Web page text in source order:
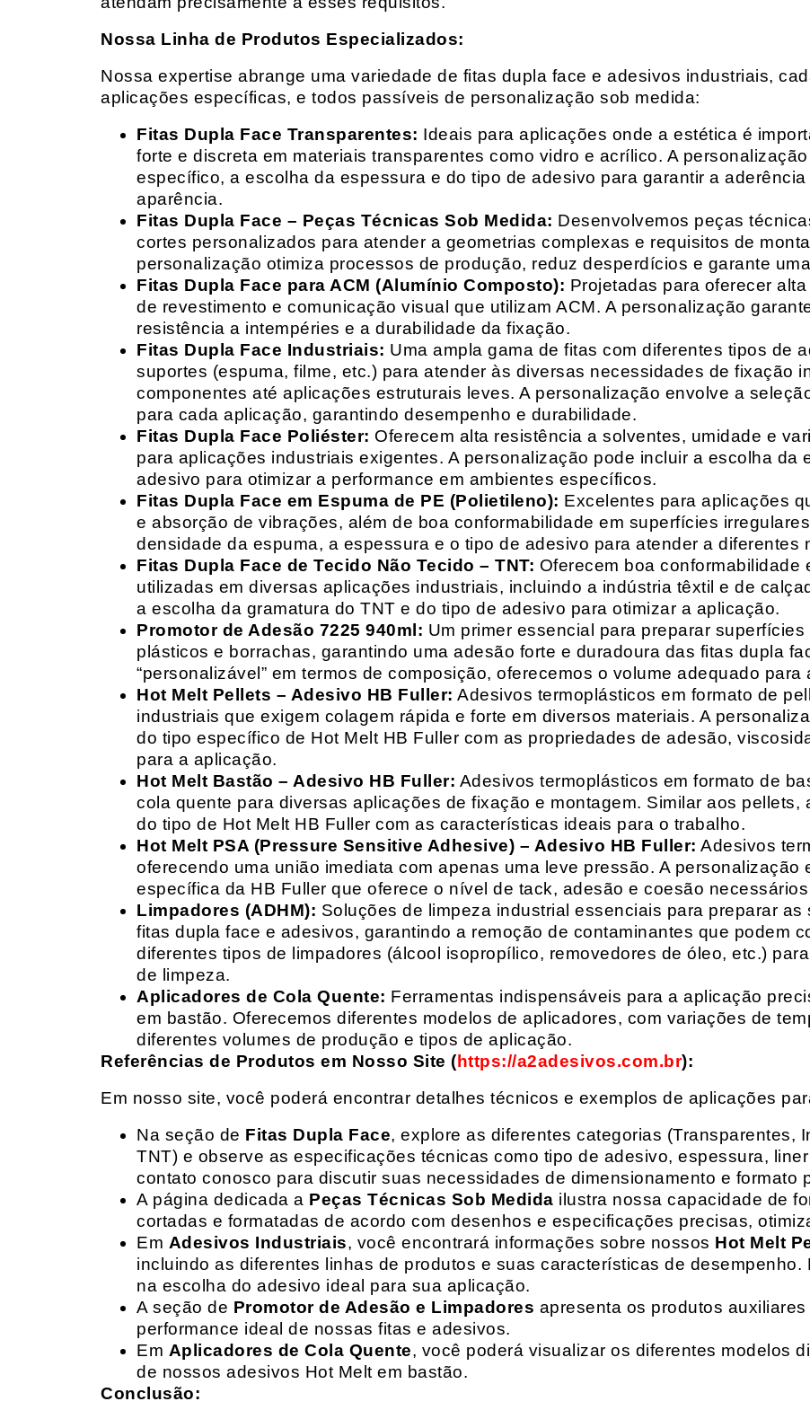
Nossa Linha de Produtos Especializados:
Nossa expertise abrange uma variedade de fitas dupla face e adesivos industriais,
aplicações específicas, e todos passíveis de personalização sob medida:
Fitas Dupla Face Transparentes: Ideais para aplicações onde a estética é
forte e discreta em materiais transparentes como vidro e acrílico. A
específico, a escolha da espessura e do tipo de adesivo para garantir a
aparência.
Fitas Dupla Face – Peças Técnicas Sob Medida: Desenvolvemos peças
cortes personalizados para atender a geometrias complexas e requisitos de
personalização otimiza processos de produção, reduz desperdícios e garante
Fitas Dupla Face para ACM (Alumínio Composto): Projetadas para oferecer
de revestimento e comunicação visual que utilizam ACM. A personalização
resistência a intempéries e a durabilidade da fixação.
Fitas Dupla Face Industriais: Uma ampla gama de fitas com diferentes tipos de
suportes (espuma, filme, etc.) para atender às diversas necessidades de fixação
componentes até aplicações estruturais leves. A personalização envolve a
para cada aplicação, garantindo desempenho e durabilidade.
Fitas Dupla Face Poliéster: Oferecem alta resistência a solventes, umidade e
para aplicações industriais exigentes. A personalização pode incluir a escolha da
adesivo para otimizar a performance em ambientes específicos.
Fitas Dupla Face em Espuma de PE (Polietileno): Excelentes para aplicações
e absorção de vibrações, além de boa conformabilidade em superfícies
densidade da espuma, a espessura e o tipo de adesivo para atender a diferentes
Fitas Dupla Face de Tecido Não Tecido – TNT: Oferecem boa
utilizadas em diversas aplicações industriais, incluindo a indústria têxtil e de
a escolha da gramatura do TNT e do tipo de adesivo para otimizar a aplicação.
Promotor de Adesão 7225 940ml: Um primer essencial para preparar
plásticos e borrachas, garantindo uma adesão forte e duradoura das fitas dupla
“personalizável” em termos de composição, oferecemos o volume adequado
Hot Melt Pellets – Adesivo HB Fuller: Adesivos termoplásticos em formato de
industriais que exigem colagem rápida e forte em diversos materiais. A
do tipo específico de Hot Melt HB Fuller com as propriedades de adesão,
para a aplicação.
Hot Melt Bastão – Adesivo HB Fuller: Adesivos termoplásticos em formato de
cola quente para diversas aplicações de fixação e montagem. Similar aos
do tipo de Hot Melt HB Fuller com as características ideais para o trabalho.
Hot Melt PSA (Pressure Sensitive Adhesive) – Adesivo HB Fuller: Adesivos
oferecendo uma união imediata com apenas uma leve pressão. A personalização
específica da HB Fuller que oferece o nível de tack, adesão e coesão
Limpadores (ADHM): Soluções de limpeza industrial essenciais para preparar
fitas dupla face e adesivos, garantindo a remoção de contaminantes que podem
diferentes tipos de limpadores (álcool isopropílico, removedores de óleo, etc.)
de limpeza.
Aplicadores de Cola Quente: Ferramentas indispensáveis para a aplicação
em bastão. Oferecemos diferentes modelos de aplicadores, com variações de
diferentes volumes de produção e tipos de aplicação.
Referências de Produtos em Nosso Site (https://a2adesivos.com.br):
Em nosso site, você poderá encontrar detalhes técnicos e exemplos de aplicações
Na seção de Fitas Dupla Face, explore as diferentes categorias (Transparentes,
TNT) e observe as especificações técnicas como tipo de adesivo, espessura,
contato conosco para discutir suas necessidades de dimensionamento e formato
A página dedicada a Peças Técnicas Sob Medida ilustra nossa capacidade de
cortadas e formatadas de acordo com desenhos e especificações precisas,
Em Adesivos Industriais, você encontrará informações sobre nossos Hot Melt
incluindo as diferentes linhas de produtos e suas características de
na escolha do adesivo ideal para sua aplicação.
A seção de Promotor de Adesão e Limpadores apresenta os produtos
performance ideal de nossas fitas e adesivos.
Em Aplicadores de Cola Quente, você poderá visualizar os diferentes modelos
de nossos adesivos Hot Melt em bastão.
Conclusão: